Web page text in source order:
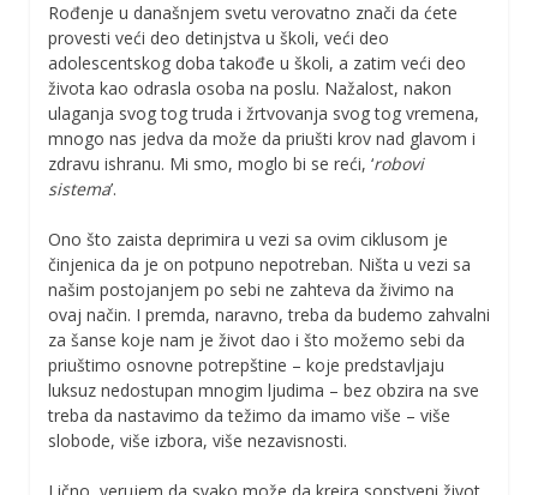
Rođenje u današnjem svetu verovatno znači da ćete
provesti veći deo detinjstva u školi, veći deo
adolescentskog doba takođe u školi, a zatim veći deo
života kao odrasla osoba na poslu. Nažalost, nakon
ulaganja svog tog truda i žrtvovanja svog tog vremena,
mnogo nas jedva da može da priušti krov nad glavom i
zdravu ishranu. Mi smo, moglo bi se reći, ‘robovi
sistema’.
Ono što zaista deprimira u vezi sa ovim ciklusom je
činjenica da je on potpuno nepotreban. Ništa u vezi sa
našim postojanjem po sebi ne zahteva da živimo na
ovaj način. I premda, naravno, treba da budemo zahvalni
za šanse koje nam je život dao i što možemo sebi da
priuštimo osnovne potrepštine – koje predstavljaju
luksuz nedostupan mnogim ljudima – bez obzira na sve
treba da nastavimo da težimo da imamo više – više
slobode, više izbora, više nezavisnosti.